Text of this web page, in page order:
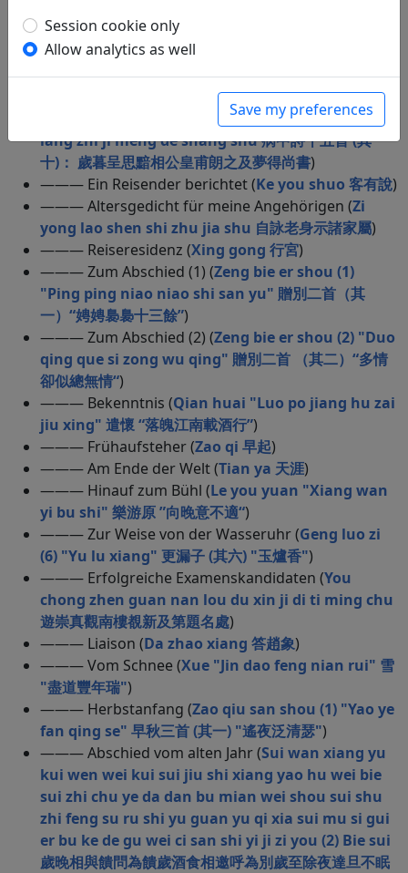
——— Nordblick nach dem Aufstieg zur Lingying
Terrasse (Deng ling ying tai bei wang 登靈應臺北
望)
Bing zhong shi shi wu shou
(10): Sui mu cheng si an xiang gong huang fu
lang zhi ji meng de shang shu 病中詩十五首 (其
十)： 歲暮呈思黯相公皇甫朗之及夢得尚書)
——— Ein Reisender berichtet (Ke you shuo 客有說)
——— Altersgedicht für meine Angehörigen (Zi
yong lao shen shi zhu jia shu 自詠老身示諸家屬)
——— Reiseresidenz (Xing gong 行宮)
——— Zum Abschied (1) (Zeng bie er shou (1)
"Ping ping niao niao shi san yu" 贈別二首（其
一）“娉娉裊裊十三餘”)
——— Zum Abschied (2) (Zeng bie er shou (2) "Duo
qing que si zong wu qing" 贈別二首 （其二）“多情
卻似總無情“)
——— Bekenntnis (Qian huai "Luo po jiang hu zai
jiu xing" 遣懷 “落魄江南載酒行”)
——— Frühaufsteher (Zao qi 早起)
——— Am Ende der Welt (Tian ya 天涯)
——— Hinauf zum Bühl (Le you yuan "Xiang wan
yi bu shi" 樂游原 ”向晚意不適“)
——— Zur Weise von der Wasseruhr (Geng luo zi
(6) "Yu lu xiang" 更漏子 (其六) "玉爐香")
——— Erfolgreiche Examenskandidaten (You
chong zhen guan nan lou du xin ji di ti ming chu
遊崇真觀南樓覩新及第題名處)
——— Liaison (Da zhao xiang 答趙象)
——— Vom Schnee (Xue "Jin dao feng nian rui" 雪
"盡道豐年瑞")
——— Herbstanfang (Zao qiu san shou (1) "Yao ye
fan qing se" 早秋三首 (其一) "遙夜泛清瑟")
——— Abschied vom alten Jahr (Sui wan xiang yu
kui wen wei kui sui jiu shi xiang yao hu wei bie
sui zhi chu ye da dan bu mian wei shou sui shu
zhi feng su ru shi yu guan yu qi xia sui mu si gui
er bu ke de gu wei ci san shi yi ji zi you (2) Bie sui
歲晚相與饋問為饋歲酒食相邀呼為別歲至除夜達旦不眠
Session cookie only
Allow analytics as well
Save my preferences